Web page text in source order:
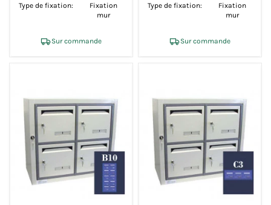
Type de fixation:
Fixation
mur
Sur commande
Type de fixation:
Fixation
mur
Sur commande